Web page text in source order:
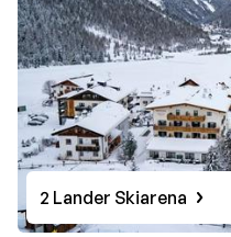
2 Lander Skiarena